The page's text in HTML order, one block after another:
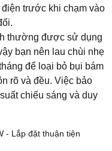
Đèn LED Âm
Mỗi Không
Theo Mục
sinh hoạt chung, nơi
dịu nhẹ, khoảng 150